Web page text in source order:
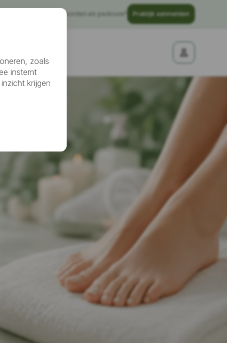
Gratis vindbaar worden als pedicure? Praktijk aanmelden
zoals
instemt
krijgen